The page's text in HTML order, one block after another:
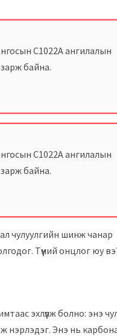
С1022А ангилалын
байна.
С1022А ангилалын
байна.
чулуулгийн шинж чанар
Түүний онцлог юу
эхлүүлж болно: энэ
нэрлэдэг. Энэ нь